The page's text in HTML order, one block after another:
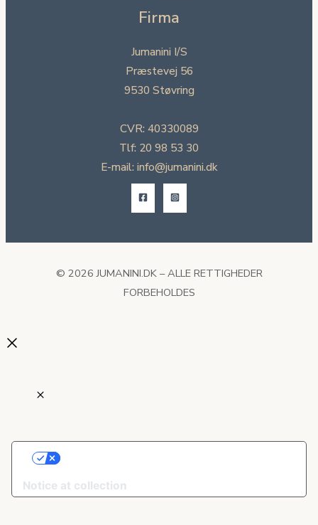
Firma
Jumanini I/S
Præstevej 56
9530 Støvring
CVR: 40330089
Tlf: 20 98 53 30
E-mail: info@jumanini.dk
© 2026 JUMANINI.DK – ALLE RETTIGHEDER
FORBEHOLDES
Notice at collection